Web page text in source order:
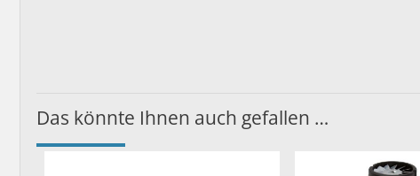
Das könnte Ihnen auch gefallen …